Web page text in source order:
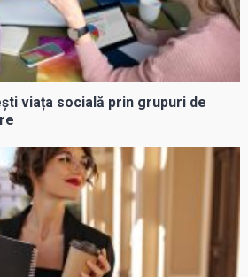
viața socială prin grupuri de